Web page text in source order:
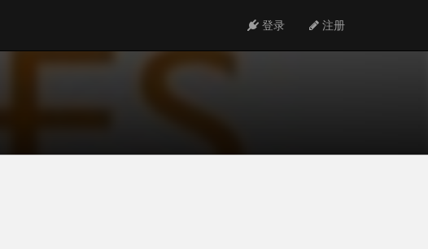
登录 注册